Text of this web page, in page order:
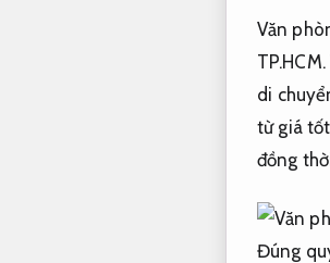
Văn
di
từ giá
đồng
Đúng